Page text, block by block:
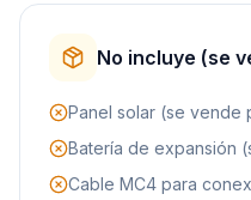
No incluye (se
Panel solar (se vende
Batería de expansión
Cable MC4 para